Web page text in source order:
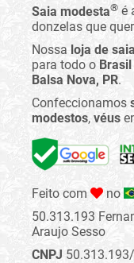
Saia modesta® é
donzelas que
Nossa loja de
para todo o Brasil
Balsa Nova, PR.
Confeccionamos
modestos, véus
Feito com no
50.313.193
Araujo Sesso
CNPJ